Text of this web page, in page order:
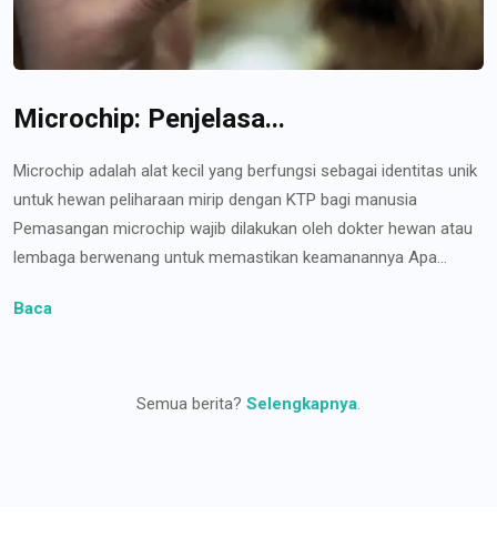
Microchip: Penjelasa...
Microchip adalah alat kecil yang berfungsi sebagai identitas unik
untuk hewan peliharaan mirip dengan KTP bagi manusia
Pemasangan microchip wajib dilakukan oleh dokter hewan atau
lembaga berwenang untuk memastikan keamanannya Apa...
Baca
Semua berita? Selengkapnya